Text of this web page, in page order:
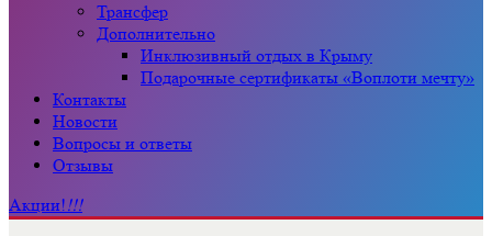
Трансфер
Дополнительно
Инклюзивный отдых в Крыму
Подарочные сертификаты «Воплоти мечту»
Контакты
Новости
Вопросы и ответы
Отзывы
Акции!!!!